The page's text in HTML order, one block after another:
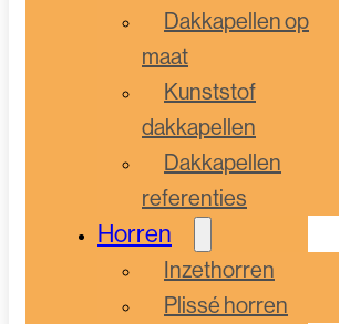
Dakkapellen op
maat
Kunststof
dakkapellen
Dakkapellen
referenties
Horren
Inzethorren
Plissé horren